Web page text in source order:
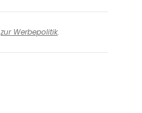
zur Werbepolitik.